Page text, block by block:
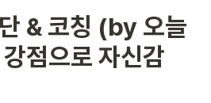
& 코칭 (by 오늘
점으로 자신감